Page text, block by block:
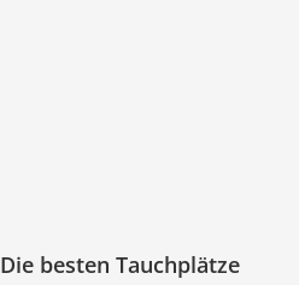
Die besten Tauchplätze